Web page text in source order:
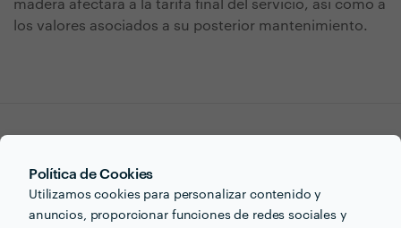
Política de Cookies
Utilizamos cookies para personalizar contenido y
anuncios, proporcionar funciones de redes sociales y
madera afectará a la tarifa final del servicio, así como a
los valores asociados a su posterior mantenimiento.
¿Buscas poner parquet en
toda la casa para tu